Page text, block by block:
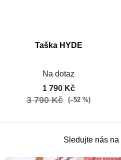
Taška HYDE
Na dotaz
1 790 Kč
3 790 Kč (–52 %)
Sledujte nás na